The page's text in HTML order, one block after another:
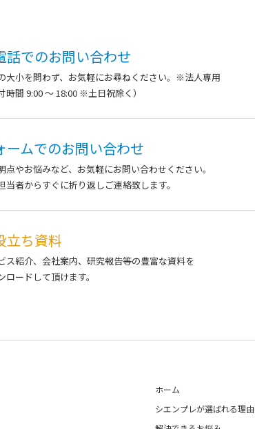
話でのお問い合わせ
大小を問わず、 お気軽にお尋ねください。※法人専用
時間 9:00 ～ 18:00 ※土日祝除く）
ームでのお問い合わせ
点やお悩みなど、お気軽にお問い合わせください。
当者からすぐに折り返しご連絡致します。
立ち資料
ス紹介、会社案内、研究報告等の豊富な資料を
ロードして頂けます。
ホーム
シエンプレが選ばれる理由